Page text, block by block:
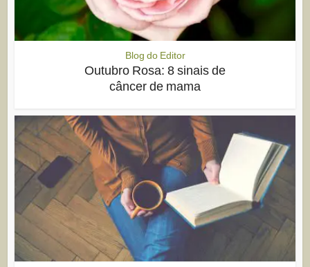
Blog do Editor
Outubro Rosa: 8 sinais de
câncer de mama